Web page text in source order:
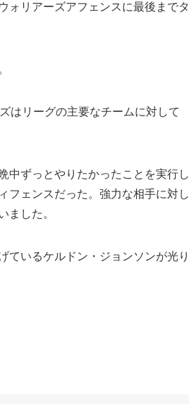
ォリアーズアフェンスに最後までタ
はリーグの主要なチームに対して
中ずっとやりたかったことを実行し
フェンスだった。強力な相手に対し
ました。
ているケルドン・ジョンソンが光り